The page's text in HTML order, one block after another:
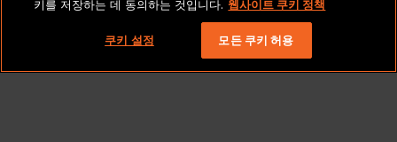
저작권 2026 Lionbridge Technologies, LLC. 모든 권리
보유.
키를 저장하는 데 동의하는 것입니다. 웹사이트 쿠키 정책
쿠키 설정 모든 쿠키 허용